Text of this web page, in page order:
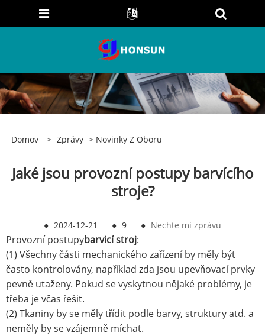
Domov > Zprávy > Novinky Z Oboru
Jaké jsou provozní postupy barvícího
stroje?
● 2024-12-21 ● 9 ● Nechte mi zprávu
Provozní postupybarvicí stroj:
(1) Všechny části mechanického zařízení by měly být
často kontrolovány, například zda jsou upevňovací prvky
pevně utaženy. Pokud se vyskytnou nějaké problémy, je
třeba je včas řešit.
(2) Tkaniny by se měly třídit podle barvy, struktury atd. a
neměly by se vzájemně míchat.